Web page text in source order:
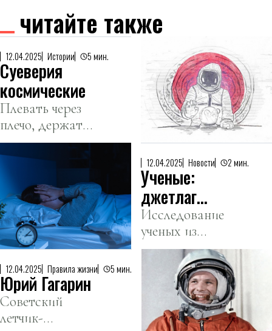
читайте также
12.04.2025 Истории 5 мин.
Суеверия
космические
Плевать через
плечо, держать
пальцы
крестиком,
черту — все
это земные
суеверия.
Esquire
попытался
выяснить,
откуда «растут
ноги» суеверий
12.04.2025 Новости 2 мин.
Ученые:
джетлаг
может
влиять на
сон до двух
недель
Исследование
ученых из
Сингапура и
Финляндии
показало, что
восстановление
после джетлага
12.04.2025 Правила жизни 5 мин.
Юрий Гагарин
Советский
летчик-